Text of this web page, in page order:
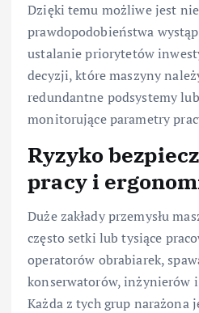
Dzięki temu możliwe jest
prawdopodobieństwa
ustalanie priorytetów
decyzji, które maszyny
redundantne podsystemy
monitorujące parametry
Ryzyko
pracy i
Duże zakłady przemysłu
często setki lub tysiące
operatorów obrabiarek,
konserwatorów, inżynierów
Każda z tych grup narażona